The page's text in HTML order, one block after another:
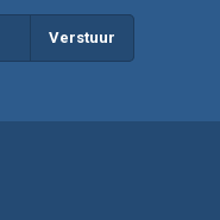
Verstuur